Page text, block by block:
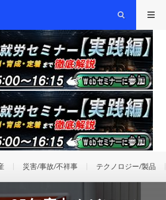
災害/事故/不祥事 テクノロジー/製品